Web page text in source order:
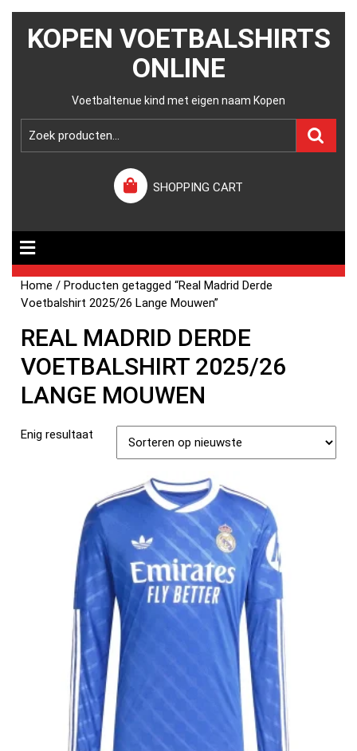
KOPEN VOETBALSHIRTS
ONLINE
Voetbaltenue kind met eigen naam Kopen
SHOPPING CART
Home / Producten getagged “Real Madrid Derde
Voetbalshirt 2025/26 Lange Mouwen”
REAL MADRID DERDE
VOETBALSHIRT 2025/26
LANGE MOUWEN
Enig resultaat